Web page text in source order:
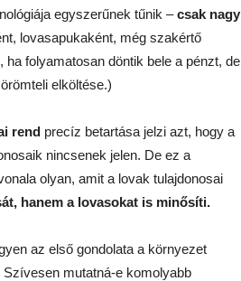
egyszerűnek tűnik –csak nagy
lovasapukaként, még szakértő
folyamatosan döntik bele a pénzt, de
elköltése.)
rend precíz betartása jelzi azt, hogy a
nincsenek jelen. De ez a
olyan, amit a lovak tulajdonosai
hanem a lovasokat is minősíti.
az első gondolata a környezet
mutatná-e komolyabb